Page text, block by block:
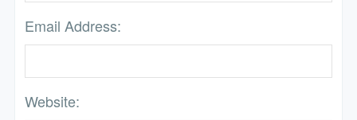
Email Address:
Website: